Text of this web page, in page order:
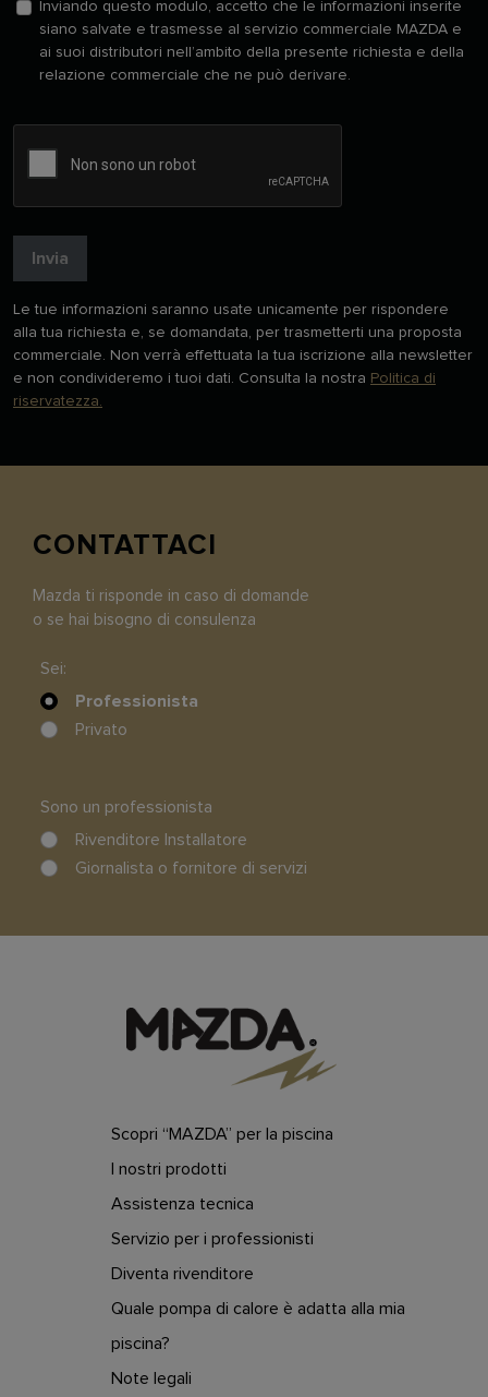
Inviando questo modulo, accetto che le informazioni inserite
siano salvate e trasmesse al servizio commerciale MAZDA e
ai suoi distributori nell’ambito della presente richiesta e della
relazione commerciale che ne può derivare.
Invia
Le tue informazioni saranno usate unicamente per rispondere
alla tua richiesta e, se domandata, per trasmetterti una proposta
commerciale. Non verrà effettuata la tua iscrizione alla newsletter
e non condivideremo i tuoi dati. Consulta la nostra Politica di
riservatezza.
Scopri “MAZDA” per la piscina
I nostri prodotti
Assistenza tecnica
Servizio per i professionisti
Diventa rivenditore
Quale pompa di calore è adatta alla mia
piscina?
Note legali
CONTATTACI
Mazda ti risponde in caso di domande
o se hai bisogno di consulenza
Sei:
Professionista
Privato
Sono un professionista
Rivenditore Installatore
Giornalista o fornitore di servizi